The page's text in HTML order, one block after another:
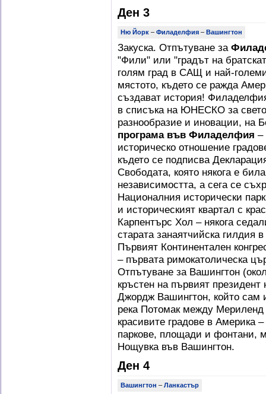
Ден 3
Ню Йорк – Филаделфия – Вашингтон
Закуска. Отпътуване за
"Фили" или "градът на
голям град в САЩ и най-
мястото, където се ражда
създават история!
в списъка на ЮНЕСКО за
разнообразие и иновации, на
програма във Филаделфия –
историческо отношение
където се подписва
Свободата, която някога е
независимостта, а сега се
Националния исторически
и историческият квартал с
Карпентърс Хол – някога
старата занаятчийска гилдия
Първият Континентален
– първата римокатолическа
Отпътуване за Вашингтон
кръстен на първият
Джордж Вашингтон, който сам
река Потомак между
красивите градове в Америка
паркове, площади и фонтани,
Нощувка във Вашингтон.
Ден 4
Вашингтон – Ланкастър